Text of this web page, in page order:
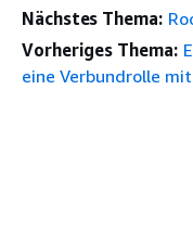
Nächstes Thema:
Vorheriges Thema:
eine Verbundrolle